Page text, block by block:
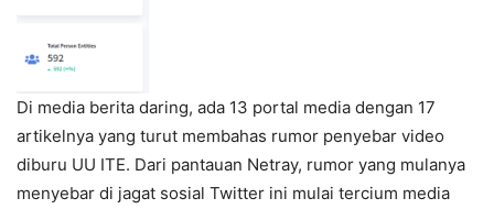
Di media berita daring, ada 13 portal media dengan 17
artikelnya yang turut membahas rumor penyebar video
diburu UU ITE. Dari pantauan Netray, rumor yang mulanya
menyebar di jagat sosial Twitter ini mulai tercium media